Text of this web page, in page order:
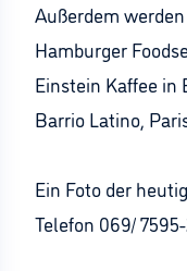
Außerdem
Hamburger
Einstein Kaffee in
Barrio Latino,
Ein Foto der
Telefon 069/